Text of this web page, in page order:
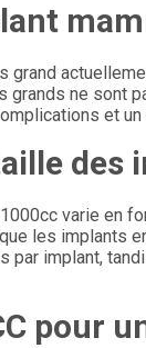
grand
grands ne sont
et un
des
varie en
les implants
par implant,
pour